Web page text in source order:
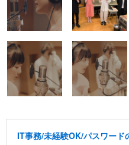
IT事務/未経験OK/パスワード